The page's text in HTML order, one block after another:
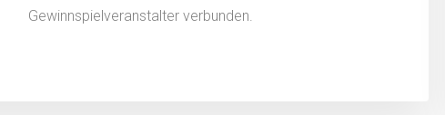
Gewinnspielveranstalter verbunden.